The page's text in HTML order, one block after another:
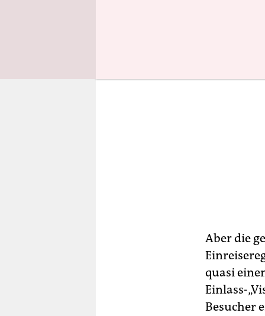
Aber die
quasi
Einlass-
Besucher